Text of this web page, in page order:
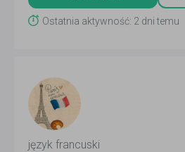
Ostatnia aktywność: 2 dni temu
język francuski